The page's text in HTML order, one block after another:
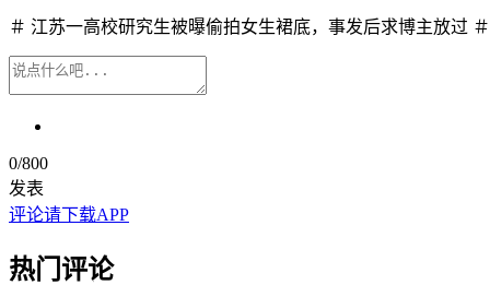
＃ 江苏一高校研究生被曝偷拍女生裙底，事发后求博主放过 ＃
0/800
发表
评论请下载APP
热门评论